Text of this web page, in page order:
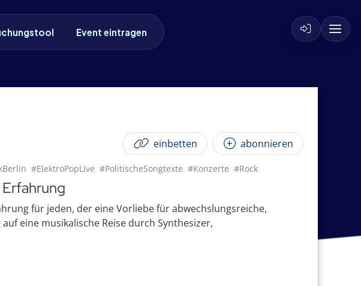
Event eintragen
einbetten abonnieren
#ElektroPopLive #PolitischeSongtexte #Konzerte #Rock
für jeden, der eine Vorliebe für abwechslungsreiche,
eine musikalische Reise durch Synthesizer,